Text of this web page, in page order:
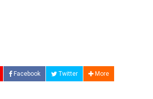
Facebook Twitter More